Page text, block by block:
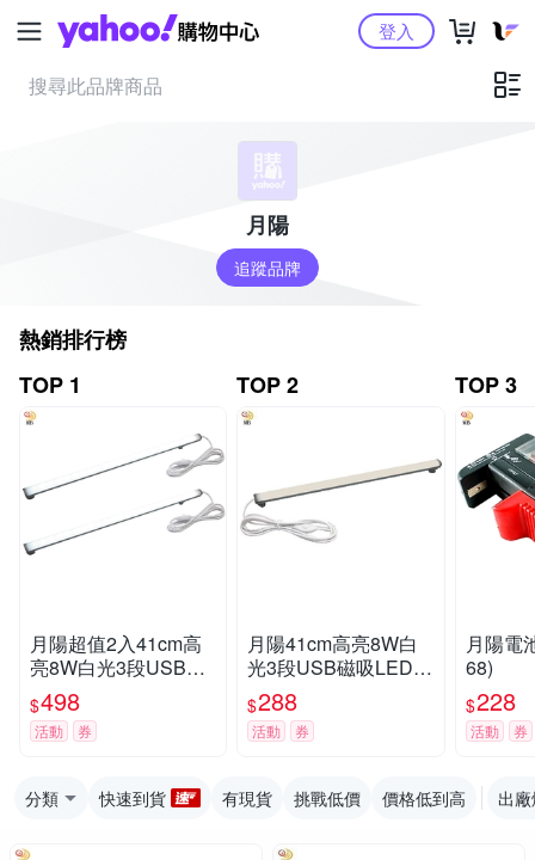
Yahoo購物中心登入
月陽
追蹤品牌
熱銷排行榜
TOP 1
月陽超值2入41cm高
亮8W白光3段USB磁
吸LED燈管燈條(WQ4
1WS32)
$498
活動 券
TOP 2
月陽41cm高亮8W白
光3段USB磁吸LED燈
管燈條(WQ41WS3)
$288
活動 券
TOP 3
月陽電
68)
$228
活動 券
分類 快速到貨 有現貨 挑戰低價 價格低到高 出